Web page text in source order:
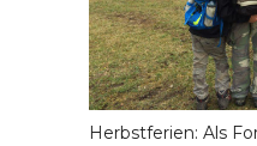
Herbstferien: Als